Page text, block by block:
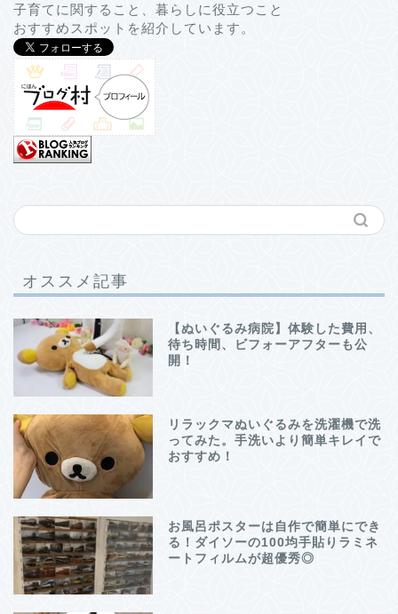
子育てに関すること、暮らしに役立つこと
おすすめスポットを紹介しています。
オススメ記事
【ぬいぐるみ病院】体験した費用、
待ち時間、ビフォーアフターも公
開！
リラックマぬいぐるみを洗濯機で洗
ってみた。手洗いより簡単キレイで
おすすめ！
お風呂ポスターは自作で簡単にでき
る！ダイソーの100均手貼りラミネ
ートフィルムが超優秀◎